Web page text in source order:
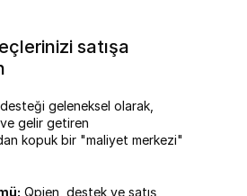
satışa
geleneksel olarak,
gelir getiren
kopuk bir "maliyet merkezi"
Qpien, destek ve satış